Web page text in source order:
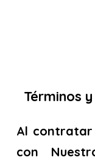
Términos
Al
con